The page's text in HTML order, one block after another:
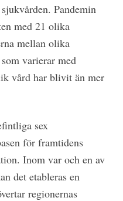
Pandemin
med 21 olika
mellan olika
varierar med
vård har blivit än mer
sex
för framtidens
Inom var och en av
det etableras en
regionernas